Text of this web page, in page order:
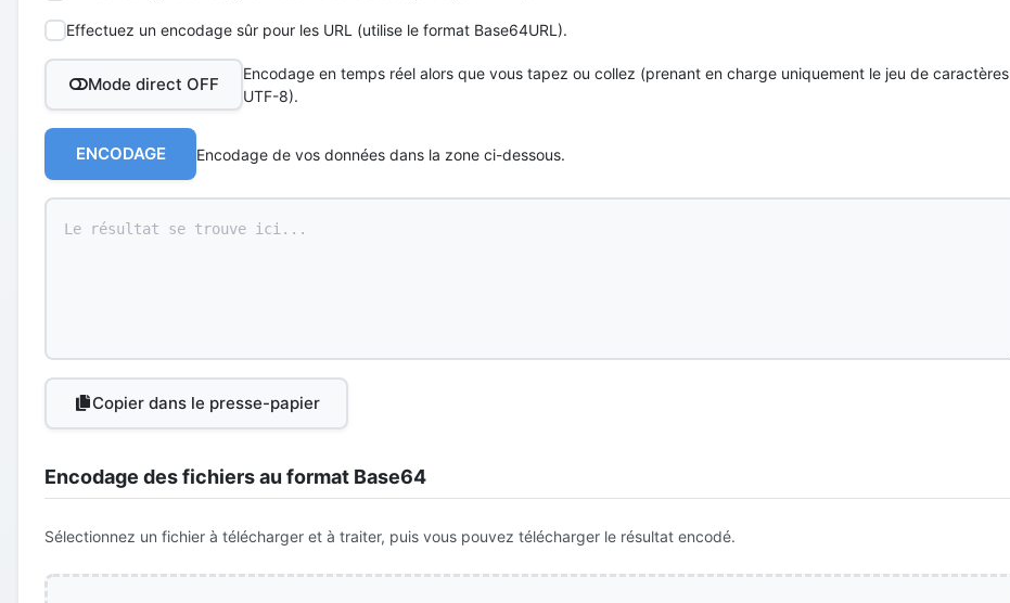
Effectuez un encodage sûr pour les URL (utilise le format Base64URL).
Mode direct OFF
Encodage en temps réel alors que vous tapez ou collez (prenant en charge uniquement le jeu de caractères
UTF-8).
ENCODAGE Encodage de vos données dans la zone ci-dessous.
Copier dans le presse-papier
Encodage des fichiers au format Base64
Sélectionnez un fichier à télécharger et à traiter, puis vous pouvez télécharger le résultat encodé.